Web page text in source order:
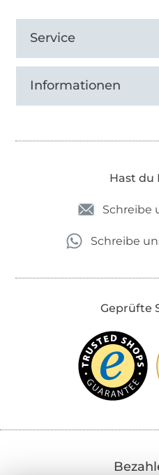
Service
Informationen
Hast du
Schreibe
Schreibe
Geprüfte